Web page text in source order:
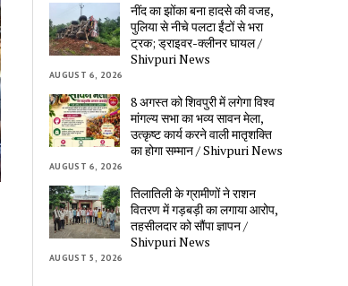
नींद का झोंका बना हादसे की वजह,
पुलिया से नीचे पलटा ईंटों से भरा
ट्रक; ड्राइवर-क्लीनर घायल /
Shivpuri News
AUGUST 6, 2026
8 अगस्त को शिवपुरी में लगेगा विश्व
मांगल्य सभा का भव्य सावन मेला,
उत्कृष्ट कार्य करने वाली मातृशक्ति
का होगा सम्मान / Shivpuri News
AUGUST 6, 2026
तिलातिली के ग्रामीणों ने राशन
वितरण में गड़बड़ी का लगाया आरोप,
तहसीलदार को सौंपा ज्ञापन /
Shivpuri News
AUGUST 5, 2026